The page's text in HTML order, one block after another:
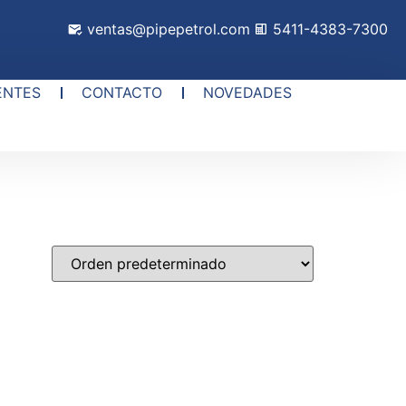
ventas@pipepetrol.com 5411-4383-7300
CONTACTO NOVEDADES